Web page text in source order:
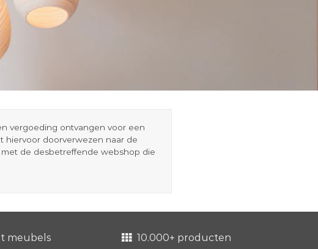
vergoeding ontvangen voor een
hiervoor doorverwezen naar de
de desbetreffende webshop die
meubels 10.000+ producten